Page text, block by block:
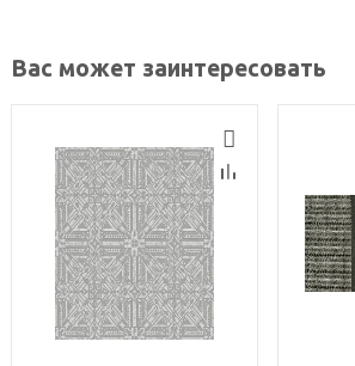
Вас может заинтересовать